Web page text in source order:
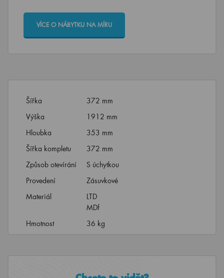
VÍCE O NÁBYTKU NA MÍRU
Šířka
372 mm
Výška
1912 mm
Hloubka
353 mm
Šířka kompletu
372 mm
Způsob otevírání
S úchytkou
Provedení
Zásuvkové
Materiál
LTD
MDf
Hmotnost
36 kg